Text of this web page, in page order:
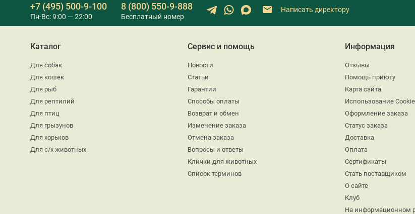
+7 (495) 500-9-100
Пн-Вс: 9:00 — 22:00
8 (800) 550-9-888
Бесплатный номер
Написать директору
Каталог
Для собак
Для кошек
Для рыб
Для рептилий
Для птиц
Для грызунов
Для хорьков
Для с/х животных
Сервис и помощь
Новости
Статьи
Гарантии
Способы оплаты
Возврат и обмен
Изменение заказа
Отмена заказа
Вопросы и ответы
Клички для животных
Список терминов
Информация
Отзывы
Помощь приюту
Карта сайта
Использование
Оформление заказа
Статус заказа
Доставка
Оплата
Сертификаты
Стать поставщиком
О сайте
Клуб
На информационном